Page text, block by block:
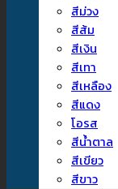
สีม่วง
สีส้ม
สีเงิน
สีเทา
สีเหลือง
สีแดง
โอรส
สีน้ำตาล
สีเขียว
สีขาว